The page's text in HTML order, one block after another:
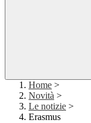
Home >
Novità >
Le notizie >
Erasmus